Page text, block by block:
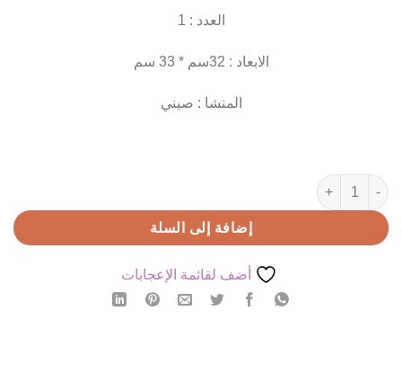
العدد : 1
الابعاد : 32سم * 33 سم
المنشا : صيني
كمية مضيفة زجاج ذهبي مقسم/4
إضافة إلى السلة
أضف لقائمة الإعجابات